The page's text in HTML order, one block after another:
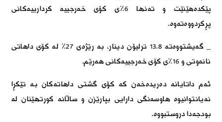
پێکدەهێنێت و تەنها 6٪ی کۆی خەرجییە کردارییەکانی
پڕکردووەتەوە.
_ گەیشتووەتە 13.8 ترلیۆن دینار، بە رێژەی 27٪ لە کۆی داهاتی
نانەوتی و 16٪ی کۆی خەرجییەکانی هەرێم.
ئەم داتایانە دەریدەخەن کە کۆی گشتی داهاتەکان بە تێکڕا
نەیانتوانیوە هاوسەنگی دارایی بپارێزن و ساڵانە کورتهێنان لە
بودجەدا دروستبووە.